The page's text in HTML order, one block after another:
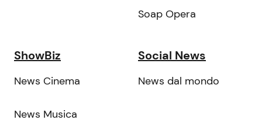
Soap Opera
ShowBiz
News Cinema
News Musica
Social News
News dal mondo